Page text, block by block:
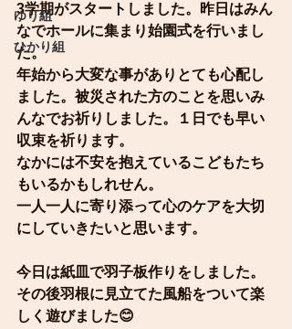
ゆり組
ひかり組
3学期がスタートしました。昨日はみん
なでホールに集まり始園式を行いまし
た。
年始から大変な事がありとても心配し
ました。被災された方のことを思いみ
んなでお祈りしました。１日でも早い
収束を祈ります。
なかには不安を抱えているこどもたち
もいるかもしれせん。
一人一人に寄り添って心のケアを大切
にしていきたいと思います。
今日は紙皿で羽子板作りをしました。
その後羽根に見立てた風船をついて楽
しく遊びました😊